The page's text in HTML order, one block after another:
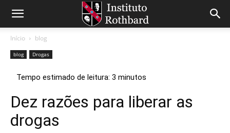
Início blog
blog Drogas
Dez razões para liberar as
drogas